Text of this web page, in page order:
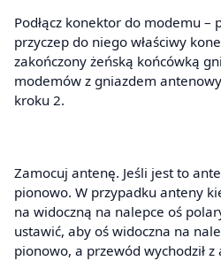
Podłącz konektor do modemu
przyczep do niego właściwy
zakończony żeńską końcówką
modemów z gniazdem
kroku 2.
Zamocuj antenę. Jeśli jest to
pionowo. W przypadku anteny
na widoczną na nalepce oś
ustawić, aby oś widoczna na
pionowo, a przewód wychodził